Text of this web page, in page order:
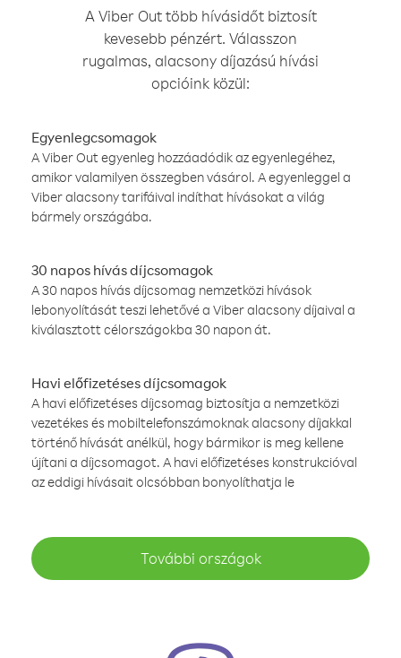
A Viber Out több hívásidőt biztosít
kevesebb pénzért. Válasszon
rugalmas, alacsony díjazású hívási
opcióink közül:
Egyenlegcsomagok
A Viber Out egyenleg hozzáadódik az egyenlegéhez,
amikor valamilyen összegben vásárol. A egyenleggel a
Viber alacsony tarifáival indíthat hívásokat a világ
bármely országába.
30 napos hívás díjcsomagok
A 30 napos hívás díjcsomag nemzetközi hívások
lebonyolítását teszi lehetővé a Viber alacsony díjaival a
kiválasztott célországokba 30 napon át.
Havi előfizetéses díjcsomagok
A havi előfizetéses díjcsomag biztosítja a nemzetközi
vezetékes és mobiltelefonszámoknak alacsony díjakkal
történő hívását anélkül, hogy bármikor is meg kellene
újítani a díjcsomagot. A havi előfizetéses konstrukcióval
az eddigi hívásait olcsóbban bonyolíthatja le
További országok